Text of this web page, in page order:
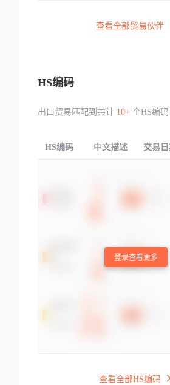
查看全部贸易伙伴
HS编码
出口贸易匹配到共计 10+个HS编码
HS编码 中文描述 交易
登录查看更多
查看全部HS编码